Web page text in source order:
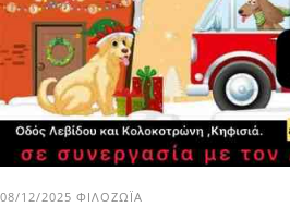
08/12/2025 ΦΙΛΟΖΩΪ́Α